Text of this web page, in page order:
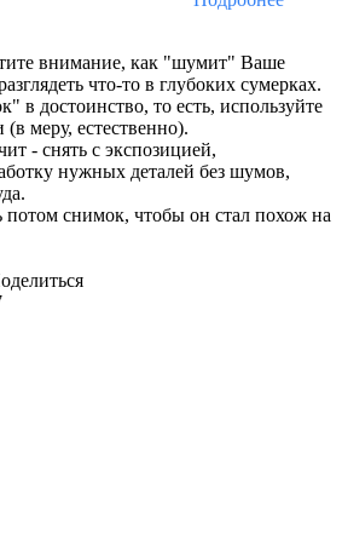
внимание, как "шумит" Ваше
что-то в глубоких сумерках.
в достоинство, то есть, используйте
меру, естественно).
- снять с экспозицией,
нужных деталей без шумов,
потом снимок, чтобы он стал похож на